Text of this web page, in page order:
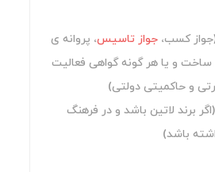
کسب،جواز تاسیس، پروانه ی
ی ساخت و یا هر گونه گواهی فعالیت
و حاکمیتی دولتی)
(اگر برند لاتین باشد و در فرهنگ
باشد)